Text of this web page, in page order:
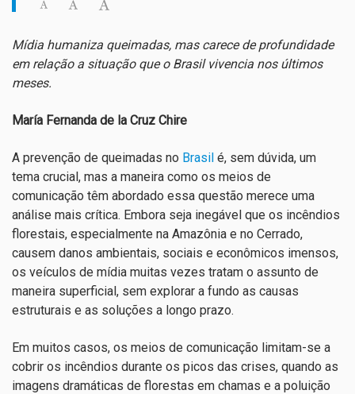
Mídia humaniza queimadas, mas carece de profundidade
em relação a situação que o Brasil vivencia nos últimos
meses.
María Fernanda de la Cruz Chire
A prevenção de queimadas no Brasil é, sem dúvida, um
tema crucial, mas a maneira como os meios de
comunicação têm abordado essa questão merece uma
análise mais crítica. Embora seja inegável que os incêndios
florestais, especialmente na Amazônia e no Cerrado,
causem danos ambientais, sociais e econômicos imensos,
os veículos de mídia muitas vezes tratam o assunto de
maneira superficial, sem explorar a fundo as causas
estruturais e as soluções a longo prazo.
Em muitos casos, os meios de comunicação limitam-se a
cobrir os incêndios durante os picos das crises, quando as
imagens dramáticas de florestas em chamas e a poluição